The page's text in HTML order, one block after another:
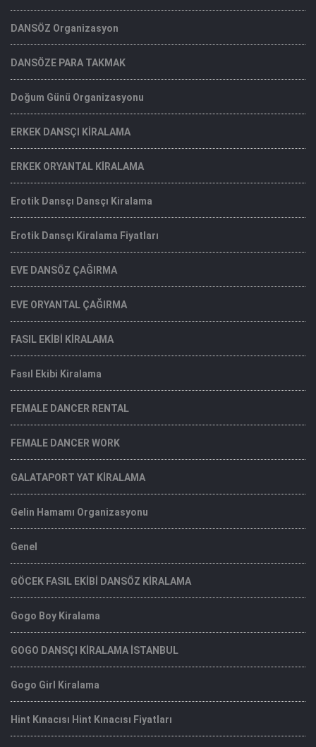
DANSÖZ Organizasyon
DANSÖZE PARA TAKMAK
Doğum Günü Organizasyonu
ERKEK DANSÇI KİRALAMA
ERKEK ORYANTAL KİRALAMA
Erotik Dansçı Dansçı Kiralama
Erotik Dansçı Kiralama Fiyatları
EVE DANSÖZ ÇAĞIRMA
EVE ORYANTAL ÇAĞIRMA
FASIL EKİBİ KİRALAMA
Fasıl Ekibi Kiralama
FEMALE DANCER RENTAL
FEMALE DANCER WORK
GALATAPORT YAT KİRALAMA
Gelin Hamamı Organizasyonu
Genel
GÖCEK FASIL EKİBİ DANSÖZ KİRALAMA
Gogo Boy Kiralama
GOGO DANSÇI KİRALAMA İSTANBUL
Gogo Girl Kiralama
Hint Kınacısı Hint Kınacısı Fiyatları